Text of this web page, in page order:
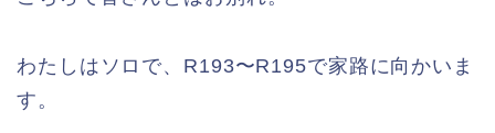
わたしはソロで、R193〜R195で家路に向かいま
す。